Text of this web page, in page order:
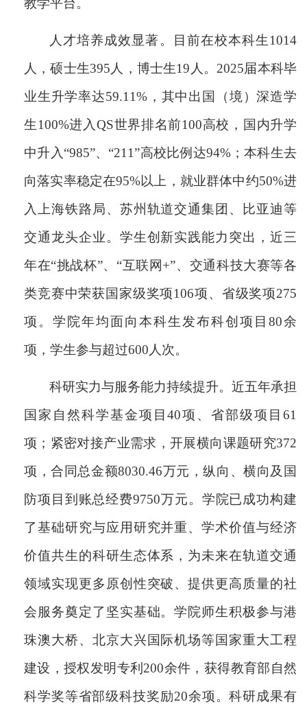
教学平台。
人才培养成效显著。目前在校本科生1014
人，硕士生395人，博士生19人。2025届本科毕
业生升学率达59.11%，其中出国（境）深造学
生100%进入QS世界排名前100高校，国内升学
中升入“985”、“211”高校比例达94%；本科生去
向落实率稳定在95%以上，就业群体中约50%进
入上海铁路局、苏州轨道交通集团、比亚迪等
交通龙头企业。学生创新实践能力突出，近三
年在“挑战杯”、“互联网+”、交通科技大赛等各
类竞赛中荣获国家级奖项106项、省级奖项275
项。学院年均面向本科生发布科创项目80余
项，学生参与超过600人次。
科研实力与服务能力持续提升。近五年承担
国家自然科学基金项目40项、省部级项目61
项；紧密对接产业需求，开展横向课题研究372
项，合同总金额8030.46万元，纵向、横向及国
防项目到账总经费9750万元。学院已成功构建
了基础研究与应用研究并重、学术价值与经济
价值共生的科研生态体系，为未来在轨道交通
领域实现更多原创性突破、提供更高质量的社
会服务奠定了坚实基础。学院师生积极参与港
珠澳大桥、北京大兴国际机场等国家重大工程
建设，授权发明专利200余件，获得教育部自然
科学奖等省部级科技奖励20余项。科研成果有